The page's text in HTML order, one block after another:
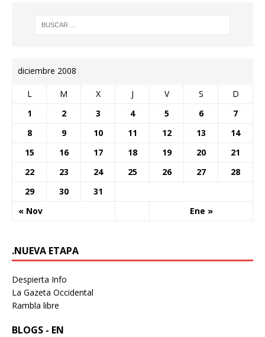
diciembre 2008
L M X J V S D
« Nov Ene »
1 2 3 4 5 6
7
8
9 10 11 12 13
14
15
16 17 18 19 20
21
22
23 24 25 26 27
28
29
30 31
.NUEVA ETAPA
Despierta Info
La Gazeta Occidental
Rambla libre
BLOGS - EN